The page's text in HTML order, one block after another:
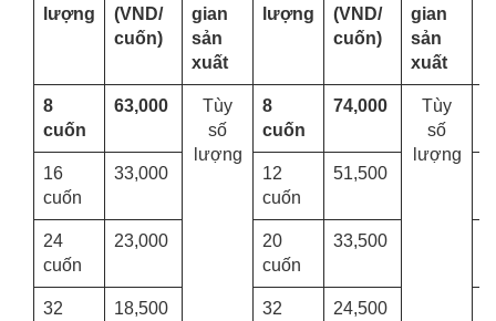
lượng
(VND/
cuốn)
gian
sản
xuất
lượng
(VND/
cuốn)
gian
sản
xuất
8
cuốn
63,000
Tùy
số
lượng
8
cuốn
74,000
Tùy
số
lượng
16
cuốn
33,000
12
cuốn
51,500
24
cuốn
23,000
20
cuốn
33,500
32
18,500
32
24,500